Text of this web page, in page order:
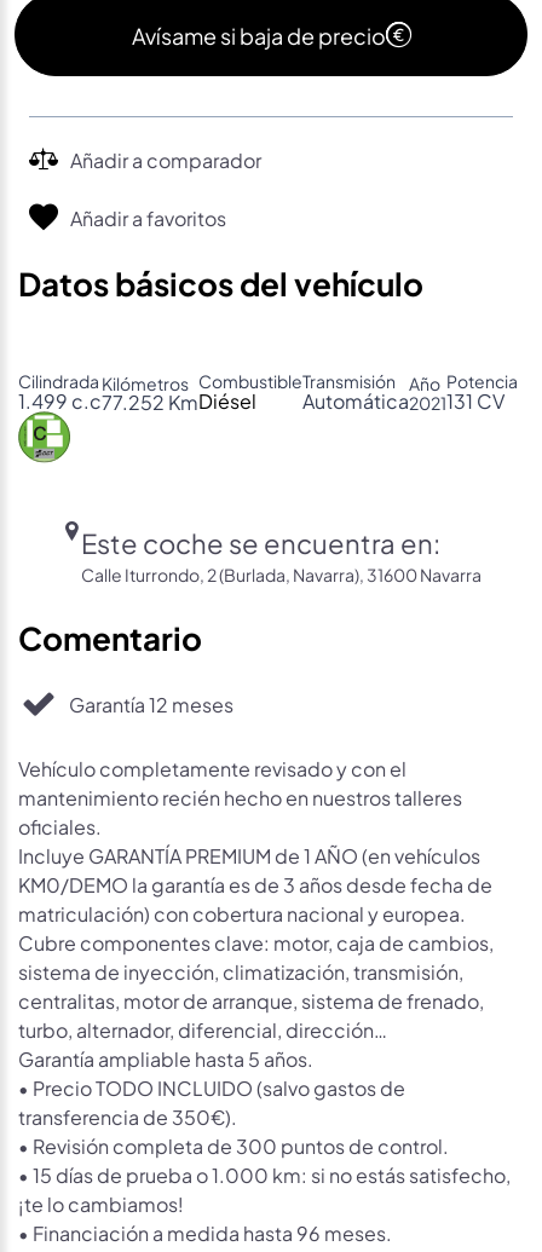
Avísame si baja de precio
Añadir a comparador
Añadir a favoritos
Datos básicos del vehículo
Cilindrada
1.499 c.c
Kilómetros
77.252 Km
Combustible
Diésel
Transmisión
Automática
Año
2021
Potencia
131 CV
Este coche se encuentra en:
Calle Iturrondo, 2 (Burlada, Navarra), 31600 Navarra
Comentario
Garantía 12 meses
Vehículo completamente revisado y con el
mantenimiento recién hecho en nuestros talleres
oficiales.
Incluye GARANTÍA PREMIUM de 1 AÑO (en vehículos
KM0/DEMO la garantía es de 3 años desde fecha de
matriculación) con cobertura nacional y europea.
Cubre componentes clave: motor, caja de cambios,
sistema de inyección, climatización, transmisión,
centralitas, motor de arranque, sistema de frenado,
turbo, alternador, diferencial, dirección…
Garantía ampliable hasta 5 años.
• Precio TODO INCLUIDO (salvo gastos de
transferencia de 350€).
• Revisión completa de 300 puntos de control.
• 15 días de prueba o 1.000 km: si no estás satisfecho,
¡te lo cambiamos!
• Financiación a medida hasta 96 meses.